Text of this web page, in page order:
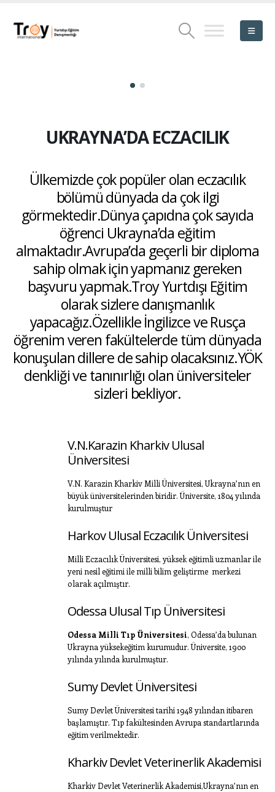
UKRAYNA’DA ECZACILIK
Ülkemizde çok popüler olan eczacılık
bölümü dünyada da çok ilgi
görmektedir.Dünya çapıdna çok sayıda
öğrenci Ukrayna’da eğitim
almaktadır.Avrupa’da geçerli bir diploma
sahip olmak için yapmanız gereken
başvuru yapmak.Troy Yurtdışı Eğitim
olarak sizlere danışmanlık
yapacağız.Özellikle İngilizce ve Rusça
öğrenim veren fakültelerde tüm dünyada
konuşulan dillere de sahip olacaksınız.YÖK
denkliği ve tanınırlığı olan üniversiteler
sizleri bekliyor.
V.N.Karazin Kharkiv Ulusal
Üniversitesi
V.N. Karazin Kharkiv Milli Üniversitesi, Ukrayna’nın en
büyük üniversitelerinden biridir. Üniversite, 1804 yılında
kurulmuştur
Harkov Ulusal Eczacılık Üniversitesi
Milli Eczacılık Üniversitesi, yüksek eğitimli uzmanlar ile
yeni nesil eğitimi ile milli bilim geliştirme merkezi
olarak açılmıştır.
Odessa Ulusal Tıp Üniversitesi
Odessa Milli Tıp Üniversitesi, Odessa’da bulunan
Ukrayna yüksekeğitim kurumudur. Üniversite, 1900
yılında yılında kurulmuştur.
Sumy Devlet Üniversitesi
Sumy Devlet Üniversitesi tarihi 1948 yılından itibaren
başlamıştır. Tıp fakültesinden Avrupa standartlarında
eğitim verilmektedir.
Kharkiv Devlet Veterinerlik Akademisi
Kharkiv Devlet Veterinerlik Akademisi,Ukrayna’nın en